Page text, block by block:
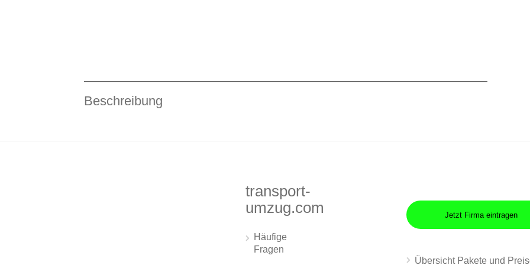
Beschreibung
transport-
umzug.com
Häufige
Fragen
Jetzt Firma eintragen
Übersicht Pakete und